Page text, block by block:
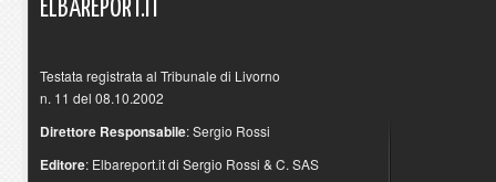
ELBAREPORT.IT
Testata registrata al Tribunale di Livorno
n. 11 del 08.10.2002
Direttore Responsabile: Sergio Rossi
Editore: Elbareport.it di Sergio Rossi & C. SAS